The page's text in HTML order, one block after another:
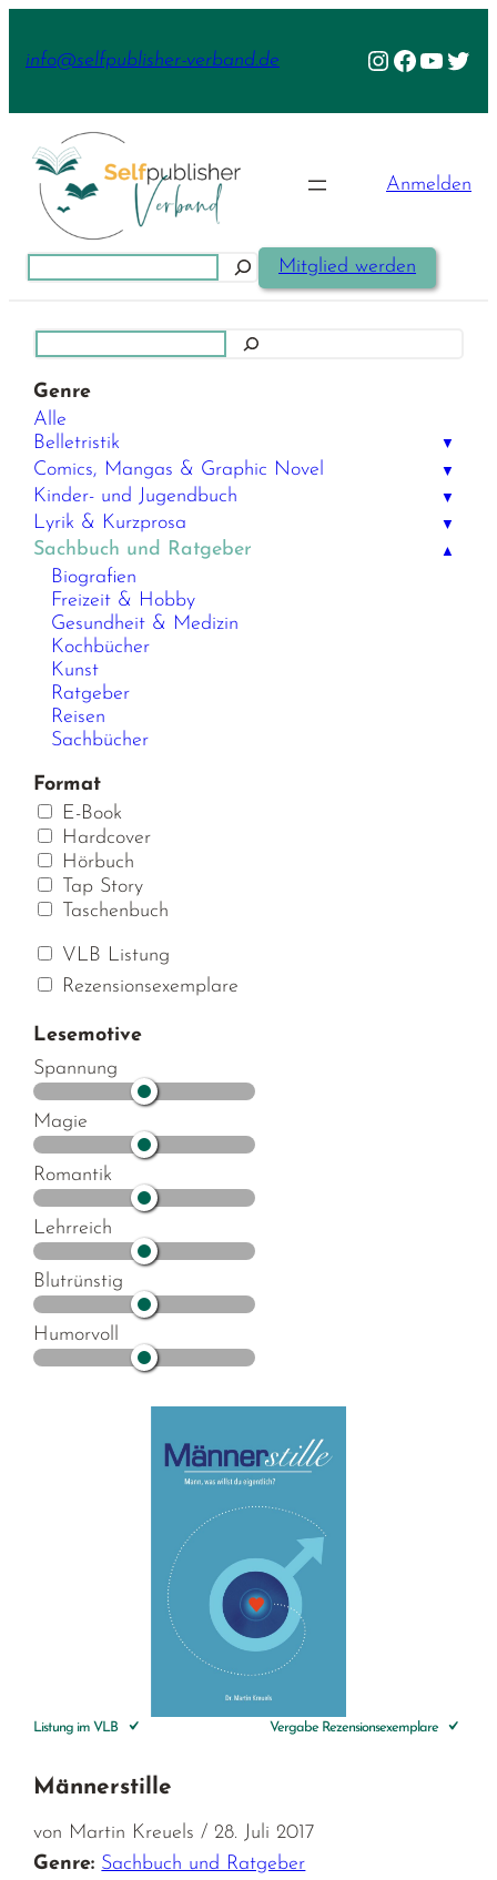
Inhalt
info@selfpublisher-verband.de Instagram
Facebook
Anmelden
Mitglied werden
Genre
Alle
Belletristik
▼
Comics, Mangas & Graphic Novel ▼
Kinder- und Jugendbuch ▼
Lyrik & Kurzprosa ▼
Sachbuch und Ratgeber ▲
Biografien
Freizeit & Hobby
Gesundheit & Medizin
Kochbücher
Kunst
Ratgeber
Reisen
Sachbücher
Format
E-Book
Hardcover
Hörbuch
Tap Story
Taschenbuch
VLB Listung
Rezensionsexemplare
Lesemotive
Spannung
Magie
Romantik
Lehrreich
Blutrünstig
Humorvoll
Listung im VLB Vergabe Rezensionsexemplare
Männerstille
von Martin Kreuels / 28. Juli 2017
Genre: Sachbuch und Ratgeber